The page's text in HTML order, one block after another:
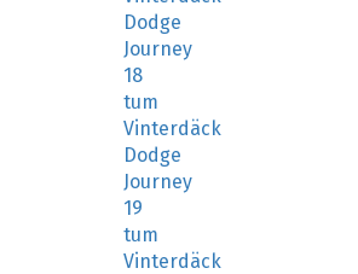
Dodge
Journey
18
tum
Vinterdäck
Dodge
Journey
19
tum
Vinterdäck